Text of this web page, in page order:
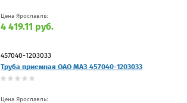
Цена Ярославль:
4 419.11 руб.
457040-1203033
Труба приемная ОАО МАЗ 457040-1203033
Цена Ярославль: